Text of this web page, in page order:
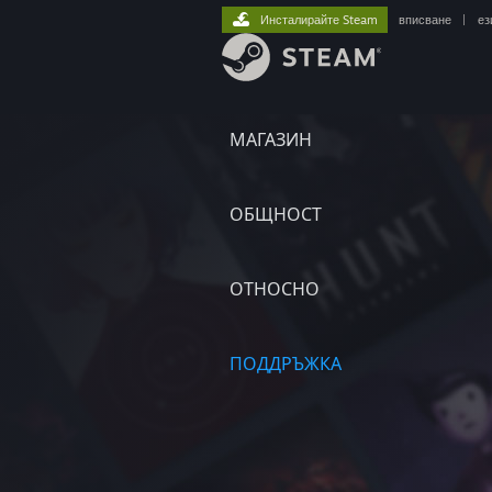
МАГАЗИН
ОБЩНОСТ
ОТНОСНО
ПОДДРЪЖКА
Инсталирайте Steam вписване